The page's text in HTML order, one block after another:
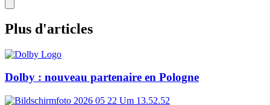
Plus d'articles
Dolby : nouveau partenaire en Pologne